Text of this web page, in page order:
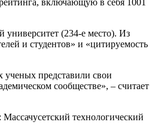
университет (234-е место). Из
и студентов» и «цитируемость
ученых представили свои
сообществе», – считает
технологический